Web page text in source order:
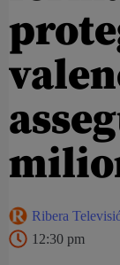
Ribera
12:30 pm